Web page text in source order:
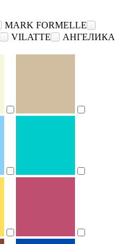
MARK FORMELLE
VILATTE
АНГЕЛИКА